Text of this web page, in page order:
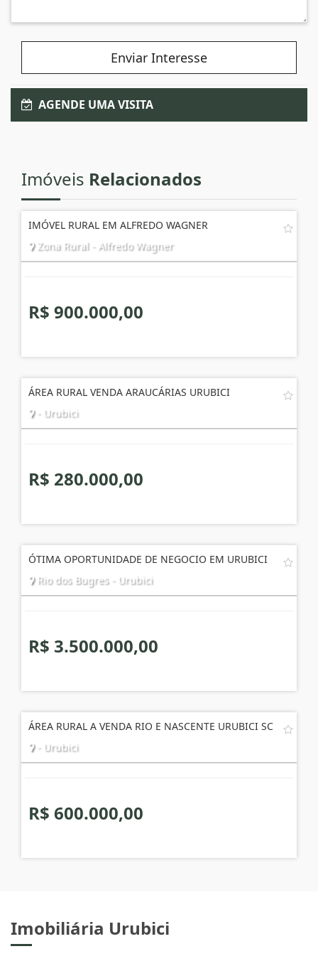
Enviar Interesse
AGENDE UMA VISITA
Imóveis Relacionados
IMÓVEL RURAL EM ALFREDO WAGNER
Zona Rural - Alfredo Wagner
R$ 900.000,00
ÁREA RURAL VENDA ARAUCÁRIAS URUBICI
- Urubici
R$ 280.000,00
ÓTIMA OPORTUNIDADE DE NEGOCIO EM URUBICI
Rio dos Bugres - Urubici
R$ 3.500.000,00
ÁREA RURAL A VENDA RIO E NASCENTE URUBICI SC
- Urubici
R$ 600.000,00
Imobiliária Urubici